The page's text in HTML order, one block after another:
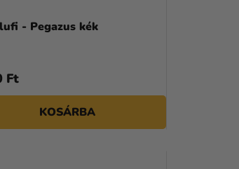
- Pegazus kék
Ft
KOSÁRBA